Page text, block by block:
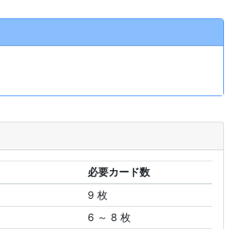
必要カード数
9 枚
6 ～ 8 枚